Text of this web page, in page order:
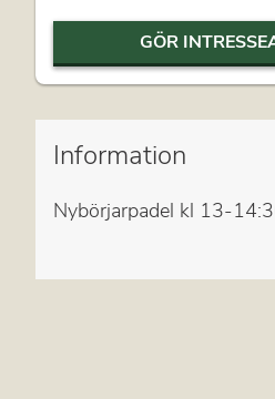
Information
Nybörjarpadel kl 13-
GÖR